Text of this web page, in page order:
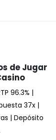
de Jugar
96.3% |
37x |
| Depósito